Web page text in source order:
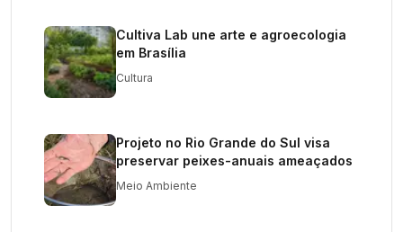
Cultiva Lab une arte e agroecologia
em Brasília
Cultura
Projeto no Rio Grande do Sul visa
preservar peixes-anuais ameaçados
Meio Ambiente